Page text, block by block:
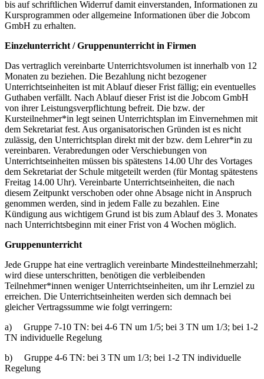
bis auf schriftlichen Widerruf damit einverstanden, Informationen zu
Kursprogrammen oder allgemeine Informationen über die Jobcom
GmbH zu erhalten.
Einzelunterricht / Gruppenunterricht in Firmen
Das vertraglich vereinbarte Unterrichtsvolumen ist innerhalb von 12
Monaten zu beziehen. Die Bezahlung nicht bezogener
Unterrichtseinheiten ist mit Ablauf dieser Frist fällig; ein eventuelles
Guthaben verfällt. Nach Ablauf dieser Frist ist die Jobcom GmbH
von ihrer Leistungsverpflichtung befreit. Die bzw. der
Kursteilnehmer*in legt seinen Unterrichtsplan im Einvernehmen mit
dem Sekretariat fest. Aus organisatorischen Gründen ist es nicht
zulässig, den Unterrichtsplan direkt mit der bzw. dem Lehrer*in zu
vereinbaren. Verabredungen oder Verschiebungen von
Unterrichtseinheiten müssen bis spätestens 14.00 Uhr des Vortages
dem Sekretariat der Schule mitgeteilt werden (für Montag spätestens
Freitag 14.00 Uhr). Vereinbarte Unterrichtseinheiten, die nach
diesem Zeitpunkt verschoben oder ohne Absage nicht in Anspruch
genommen werden, sind in jedem Falle zu bezahlen. Eine
Kündigung aus wichtigem Grund ist bis zum Ablauf des 3. Monates
nach Unterrichtsbeginn mit einer Frist von 4 Wochen möglich.
Gruppenunterricht
Jede Gruppe hat eine vertraglich vereinbarte Mindestteilnehmerzahl;
wird diese unterschritten, benötigen die verbleibenden
Teilnehmer*innen weniger Unterrichtseinheiten, um ihr Lernziel zu
erreichen. Die Unterrichtseinheiten werden sich demnach bei
gleicher Vertragssumme wie folgt verringern:
a) Gruppe 7-10 TN: bei 4-6 TN um 1/5; bei 3 TN um 1/3; bei 1-2
TN individuelle Regelung
b) Gruppe 4-6 TN: bei 3 TN um 1/3; bei 1-2 TN individuelle
Regelung